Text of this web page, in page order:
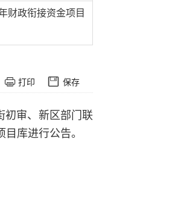
财政衔接资金项目
打印 保存
初审、新区部门联
库进行公告。